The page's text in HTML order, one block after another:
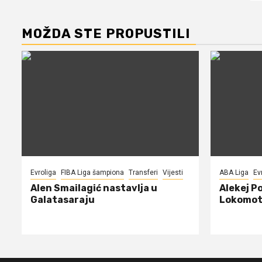
MOŽDA STE PROPUSTILI
Evroliga FIBA Liga šampiona Transferi Vijesti
Alen Smailagić nastavlja u
Galatasaraju
ABA Liga
Alekej